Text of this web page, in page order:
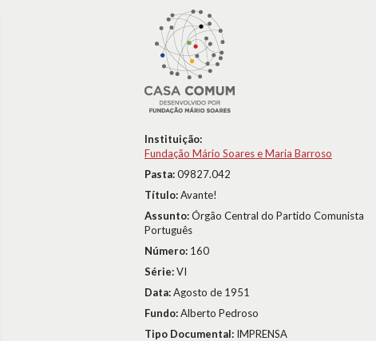
Instituição:
Fundação Mário Soares e Maria Barroso
Pasta:09827.042
Título:Avante!
Assunto:Órgão Central do Partido Comunista
Português
Número: 160
Série:VI
Data:Agosto de 1951
Fundo:Alberto Pedroso
Tipo Documental: IMPRENSA